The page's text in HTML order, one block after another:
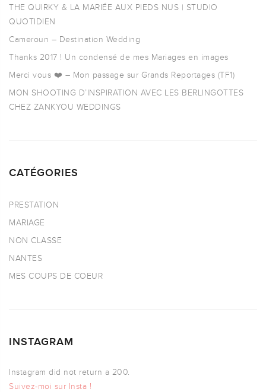
THE QUIRKY & LA MARIÉE AUX PIEDS NUS | STUDIO
QUOTIDIEN
Cameroun – Destination Wedding
Thanks 2017 ! Un condensé de mes Mariages en images
Merci vous ❤️ – Mon passage sur Grands Reportages (TF1)
MON SHOOTING D’INSPIRATION AVEC LES BERLINGOTTES
CHEZ ZANKYOU WEDDINGS
CATÉGORIES
PRESTATION
MARIAGE
NON CLASSE
NANTES
MES COUPS DE COEUR
INSTAGRAM
Instagram did not return a 200.
Suivez-moi sur Insta !